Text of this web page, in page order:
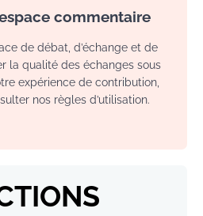
commentaire
de débat, d’échange et de
la qualité des échanges sous
expérience de contribution,
nos règles d’utilisation.